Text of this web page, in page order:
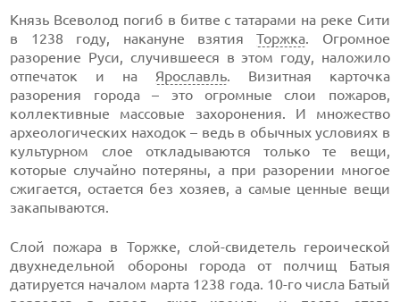
Князь Всеволод погиб в битве с татарами на реке Сити
в 1238 году, накануне взятияТоржка. Огромное
разорение Руси, случившееся в этом году, наложило
отпечаток и на Ярославль. Визитная карточка
разорения города – это огромные слои пожаров,
коллективные массовые захоронения. И множество
археологических находок – ведь в обычных условиях в
культурном слое откладываются только те вещи,
которые случайно потеряны, а при разорении многое
сжигается, остается без хозяев, а самые ценные вещи
закапываются.
Слой пожара в Торжке, слой-свидетель героической
двухнедельной обороны города от полчищ Батыя
датируется началом марта 1238 года. 10-го числа Батый